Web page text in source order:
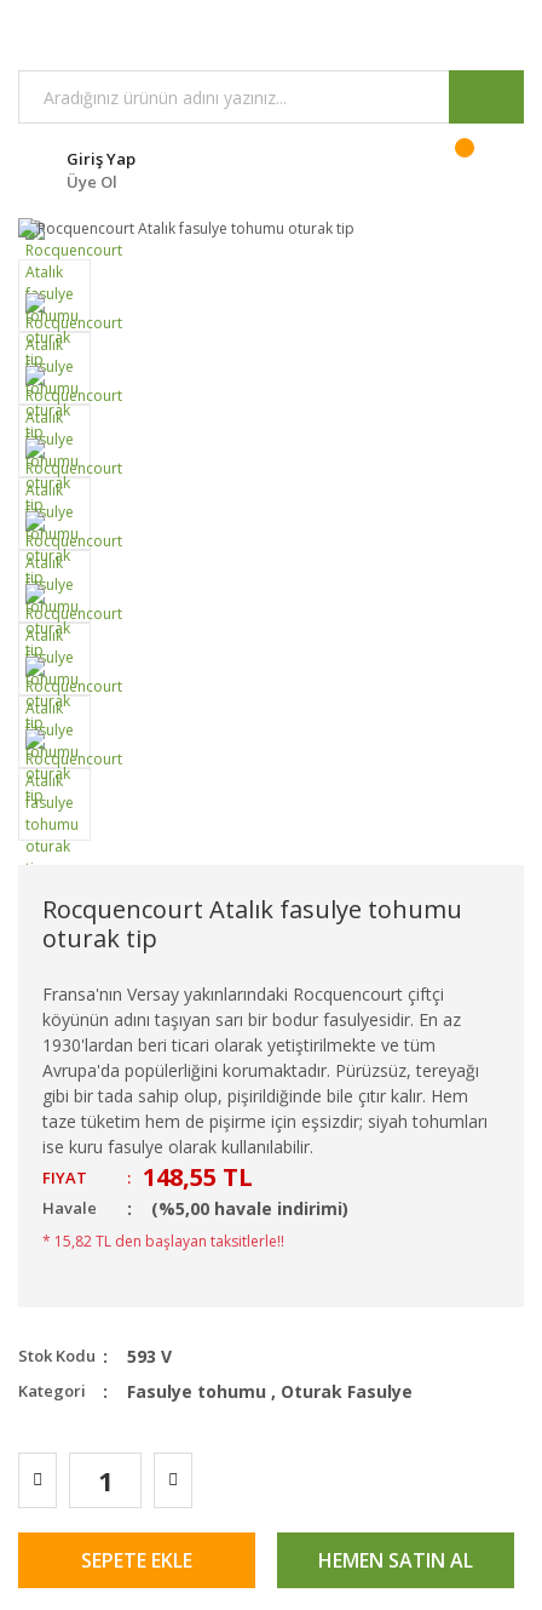
Giriş Yap
Üye Ol
Rocquencourt Atalık fasulye tohumu
oturak tip
Fransa'nın Versay yakınlarındaki Rocquencourt çiftçi
köyünün adını taşıyan sarı bir bodur fasulyesidir. En az
1930'lardan beri ticari olarak yetiştirilmekte ve tüm
Avrupa'da popülerliğini korumaktadır. Pürüzsüz, tereyağı
gibi bir tada sahip olup, pişirildiğinde bile çıtır kalır. Hem
taze tüketim hem de pişirme için eşsizdir; siyah tohumları
ise kuru fasulye olarak kullanılabilir.
FIYAT : 148,55 TL
Havale (%5,00 havale indirimi)
* 15,82 TL den başlayan taksitlerle!!
Stok Kodu 593 V
Kategori Fasulye tohumu , Oturak Fasulye
SEPETE EKLE HEMEN SATIN AL